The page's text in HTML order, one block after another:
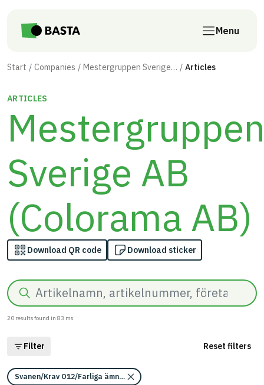
Menu
Start Companies Mestergruppen Sverige AB (Colorama AB) Articles
ARTICLES
Sverige AB
(Colorama AB)
Download QR code Download sticker
Search
20 results found in 83 ms.
Filter Reset filters
Svanen/Krav O12/Farliga ämnen i återanvända byggprodukter och